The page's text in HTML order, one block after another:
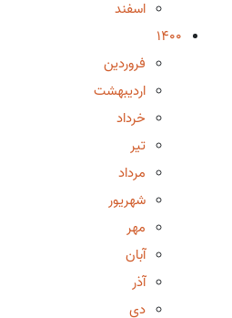
اسفند
1400
فروردین
اردیبهشت
خرداد
تیر
مرداد
شهریور
مهر
آبان
آذر
دی